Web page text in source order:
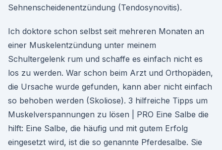
Sehnenscheidenentzündung (Tendosynovitis).
Ich doktore schon selbst seit mehreren Monaten an
einer Muskelentzündung unter meinem
Schultergelenk rum und schaffe es einfach nicht es
los zu werden. War schon beim Arzt und Orthopäden,
die Ursache wurde gefunden, kann aber nicht einfach
so behoben werden (Skoliose). 3 hilfreiche Tipps um
Muskelverspannungen zu lösen | PRO Eine Salbe die
hilft: Eine Salbe, die häufig und mit gutem Erfolg
eingesetzt wird, ist die so genannte Pferdesalbe. Sie